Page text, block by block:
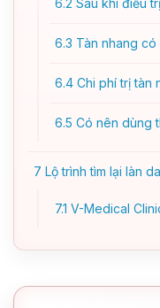
6.2 Sau khi điều
6.3 Tàn nhang
6.4 Chi phí trị tàn
6.5 Có nên dùng
7 Lộ trình tìm lại làn
7.1 V-Medical